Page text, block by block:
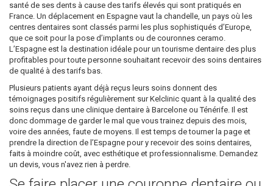
santé de ses dents à cause des tarifs élevés qui sont pratiqués en
France. Un déplacement en Espagne vaut la chandelle, un pays où les
centres dentaires sont classés parmi les plus sophistiqués d’Europe,
que ce soit pour la pose d’implants ou de couronnes ceramo.
L’Espagne est la destination idéale pour un tourisme dentaire des plus
profitables pour toute personne souhaitant recevoir des soins dentaires
de qualité à des tarifs bas.
Plusieurs patients ayant déjà reçus leurs soins donnent des
témoignages positifs régulièrement sur Kelclinic quant à la qualité des
soins reçus dans une clinique dentaire à Barcelone ou Ténérife. Il est
donc dommage de garder le mal que vous trainez depuis des mois,
voire des années, faute de moyens. Il est temps de tourner la page et
prendre la direction de l’Espagne pour y recevoir des soins dentaires,
faits à moindre coût, avec esthétique et professionnalisme. Demandez
un devis, vous n'avez rien à perdre.